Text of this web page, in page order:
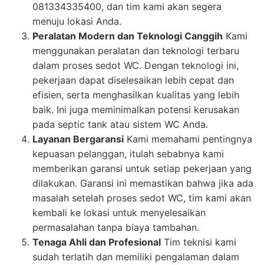
081334335400, dan tim kami akan segera
menuju lokasi Anda.
Peralatan Modern dan Teknologi Canggih Kami
menggunakan peralatan dan teknologi terbaru
dalam proses sedot WC. Dengan teknologi ini,
pekerjaan dapat diselesaikan lebih cepat dan
efisien, serta menghasilkan kualitas yang lebih
baik. Ini juga meminimalkan potensi kerusakan
pada septic tank atau sistem WC Anda.
Layanan Bergaransi Kami memahami pentingnya
kepuasan pelanggan, itulah sebabnya kami
memberikan garansi untuk setiap pekerjaan yang
dilakukan. Garansi ini memastikan bahwa jika ada
masalah setelah proses sedot WC, tim kami akan
kembali ke lokasi untuk menyelesaikan
permasalahan tanpa biaya tambahan.
Tenaga Ahli dan Profesional Tim teknisi kami
sudah terlatih dan memiliki pengalaman dalam